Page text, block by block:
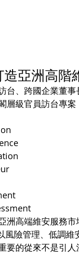
造亞洲高
台、跨國企業董
層級官員訪台專
洲高端維安服務
風險管理、低調
要的從來不是引